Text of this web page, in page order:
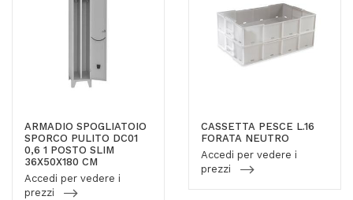
ARMADIO SPOGLIATOIO
SPORCO PULITO DC01
0,6 1 POSTO SLIM
36X50X180 CM
Accedi per vedere i
prezzi
CASSETTA PESCE L.16
FORATA NEUTRO
Accedi per vedere i
prezzi